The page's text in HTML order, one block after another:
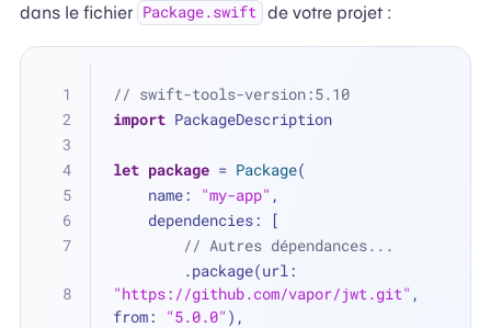
dans le fichier Package.swift de votre projet :
// swift-tools-version:5.10
import PackageDescription
let package = Package(
    name:
"my-app" ,
    dependencies: [
// Autres dépendances...
"https://github.com/vapor/jwt.git" ,
from: "5.0.0" ),